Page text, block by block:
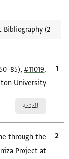
الاقتباس المرجعي
#11019
University.
المناقشة
الاقتباس المرجعي
through the
Project at